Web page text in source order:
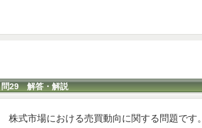
問29 解答・解説
株式市場における売買動向に関する問題です。